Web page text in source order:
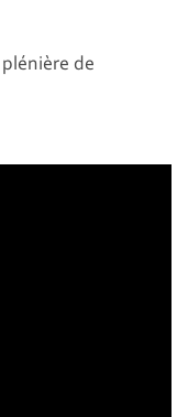
de